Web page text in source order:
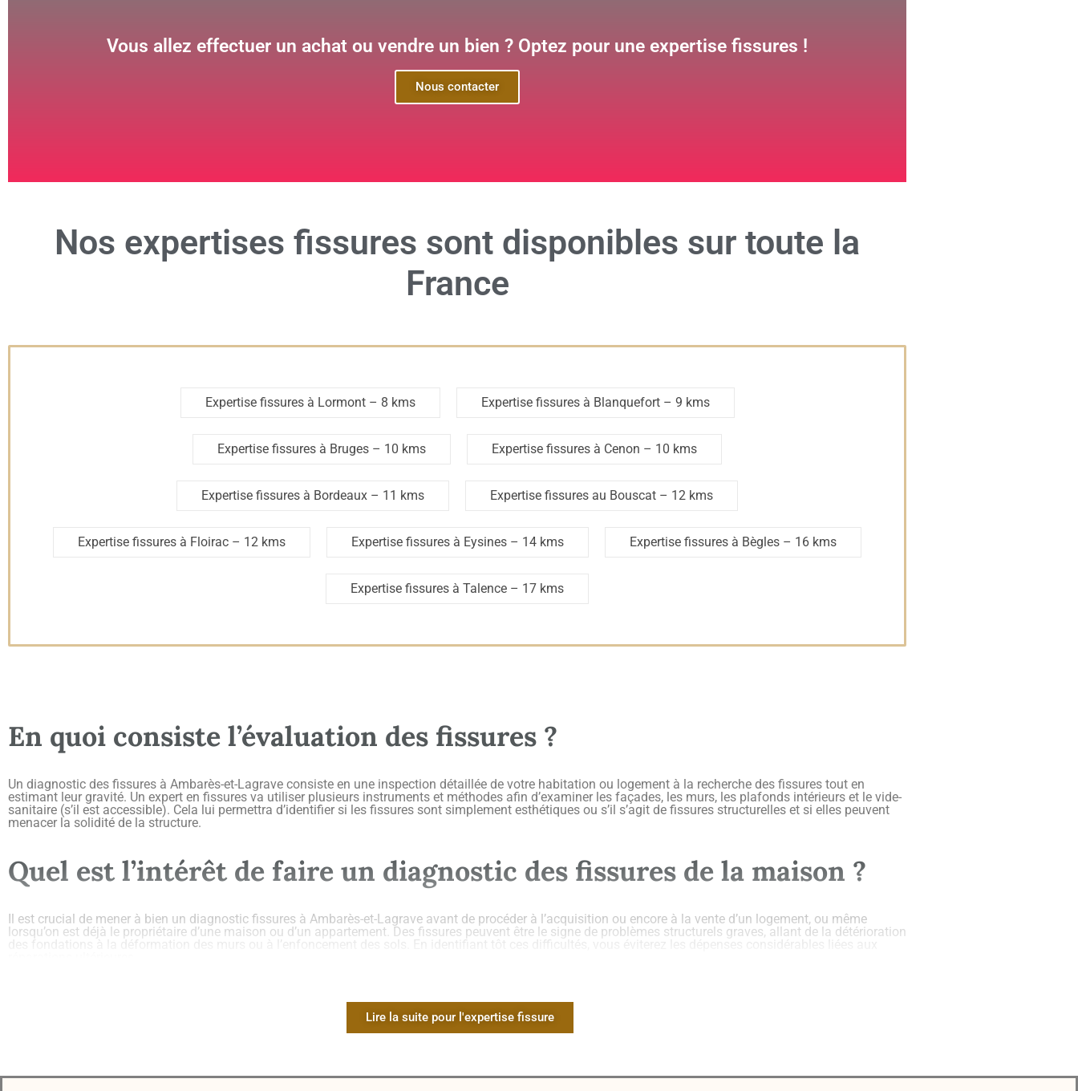
Vous allez effectuer un achat ou vendre un bien ? Optez pour une expertise fissures !
Nous contacter
Nos expertises fissures sont disponibles sur toute la
France
Expertise fissures à Lormont– 8 kms Expertise fissures à Blanquefort– 9 kms
Expertise fissures à Bruges – 10 kms Expertise fissures à Cenon – 10 kms
Expertise fissures à Bordeaux – 11 kms Expertise fissures au Bouscat – 12 kms
Expertise fissures à Floirac – 12 kms Expertise fissures à Eysines – 14 kms Expertise fissures à Bègles – 16 kms
Expertise fissures à Talence – 17 kms
En quoi consiste l’évaluation des fissures ?
Un diagnostic des fissures à Ambarès-et-Lagrave consiste en une inspection détaillée de votre habitation ou logement à la recherche des fissures tout en
estimant leur gravité. Un expert en fissures va utiliser plusieurs instruments et méthodes afin d’examiner les façades, les murs, les plafonds intérieurs et le vide-
sanitaire (s’il est accessible). Cela lui permettra d’identifier si les fissures sont simplement esthétiques ou s’il s’agit de fissures structurelles et si elles peuvent
menacer la solidité de la structure.
Quel est l’intérêt de faire un diagnostic des fissures de la maison ?
Il est crucial de mener à bien un diagnostic fissures à Ambarès-et-Lagrave avant de procéder à l’acquisition ou encore à la vente d’un logement, ou même
lorsqu’on est déjà le propriétaire d’une maison ou d’un appartement. Des fissures peuvent être le signe de problèmes structurels graves, allant de la détérioration
des fondations à la déformation des murs ou à l’enfoncement des sols. En identifiant tôt ces difficultés, vous éviterez les dépenses considérables liées aux
Quel est le processus pour une expertise des fissures d’une maison à
Ambarès-et-Lagrave ?
Lire la suite pour l'expertise fissure